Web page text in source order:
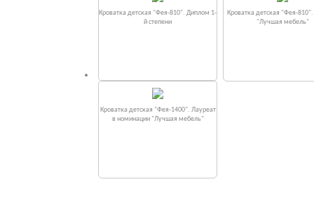
Кроватка детская "Фея-810". Диплом 1-
й степени
Кроватка детская "Фея-
"Лучшая мебель"
Кроватка детская "Фея-1400". Лауреат
в номинации "Лучшая мебель"